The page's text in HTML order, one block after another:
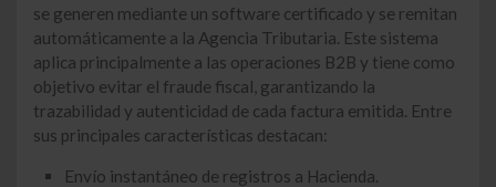
se generen mediante un software certificado y se remitan
automáticamente a la Agencia Tributaria. Este sistema
aplica principalmente a las operaciones B2B y tiene como
objetivo evitar el fraude fiscal, garantizando la
trazabilidad y autenticidad de cada factura emitida. Entre
sus principales características destacan:
Envío instantáneo de registros a Hacienda.